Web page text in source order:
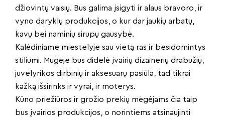
džiovintų vaisių. Bus galima įsigyti ir alaus bravoro, ir
vyno daryklų produkcijos, o kur dar jaukių arbatų,
kavų bei naminių sirupų gausybė.
Kalėdiniame miestelyje sau vietą ras ir besidomintys
stiliumi. Mugėje bus didelė įvairių dizainerių drabužių,
juvelyrikos dirbinių ir aksesuarų pasiūla, tad tikrai
kažką išsirinks ir vyrai, ir moterys.
Kūno priežiūros ir grožio prekių mėgėjams čia taip
bus įvairios produkcijos, o norintiems atsinaujinti